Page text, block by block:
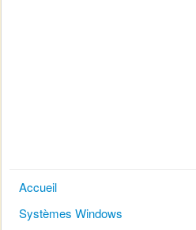
Accueil
Systèmes Windows